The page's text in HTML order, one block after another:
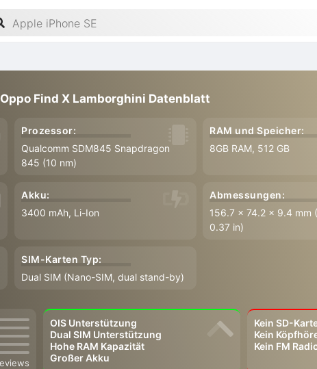
Oppo Find X Lamborghini Datenblatt
Prozessor:
Qualcomm SDM845 Snapdragon
845 (10 nm)
RAM und Speicher:
8GB RAM, 512 GB
Akku:
3400 mAh, Li-Ion
Abmessungen:
156.7 x 74.2 x 9.4 mm
0.37 in)
SIM-Karten Typ:
Dual SIM (Nano-SIM, dual stand-by)
OIS Unterstützung
Dual SIM Unterstützung
Hohe RAM Kapazität
Großer Akku
Kein SD-
Kein
Kein FM